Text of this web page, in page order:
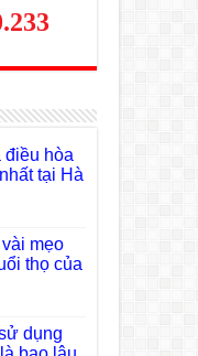
điều hòa
tại Hà
mẹo
thọ của
dụng